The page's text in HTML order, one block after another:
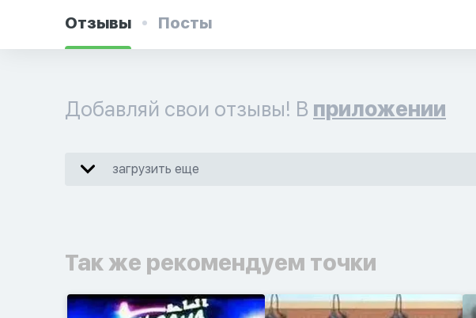
Отзывы Посты
Добавляй свои отзывы! В приложении
загрузить еще
Так же рекомендуем точки